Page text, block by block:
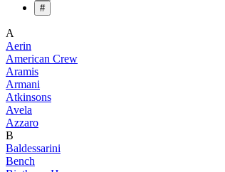
#
A
Aerin
American Crew
Aramis
Armani
Atkinsons
Avela
Azzaro
B
Baldessarini
Bench